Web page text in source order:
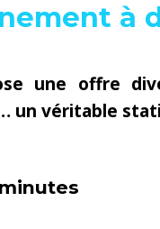
à
une offre
un véritable